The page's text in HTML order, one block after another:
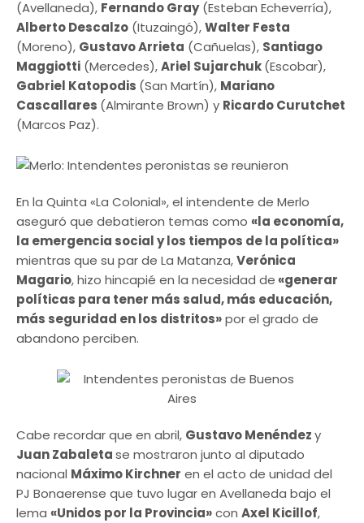
(Avellaneda), Fernando Gray(Esteban Echeverría),
Alberto Descalzo (Ituzaingó),Walter Festa
(Moreno), Gustavo Arrieta (Cañuelas), Santiago
Maggiotti (Mercedes),Ariel Sujarchuk(Escobar),
Gabriel Katopodis (San Martín), Mariano
Cascallares (Almirante Brown) y Ricardo Curutchet
(Marcos Paz).
En la Quinta «La Colonial», el intendente de Merlo
aseguró que debatieron temas como «la economía,
la emergencia social y los tiempos de la política»
mientras que su par de La Matanza,Verónica
Magario, hizo hincapié en la necesidad de «generar
políticas para tener más salud, más educación,
más seguridad en los distritos»por el grado de
abandono perciben.
Cabe recordar que en abril, Gustavo Menéndezy
Juan Zabaletase mostraron junto al diputado
nacional Máximo Kirchner en el acto de unidad del
PJ Bonaerense que tuvo lugar en Avellaneda bajo el
lema «Unidos por la Provincia»con Axel Kicillof,